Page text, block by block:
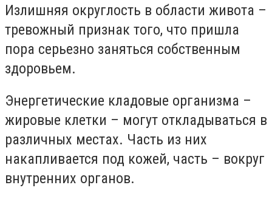
Излишняя округлость в области живота –
тревожный признак того, что пришла
пора серьезно заняться собственным
здоровьем.
Энергетические кладовые организма –
жировые клетки – могут откладываться в
различных местах. Часть из них
накапливается под кожей, часть – вокруг
внутренних органов.